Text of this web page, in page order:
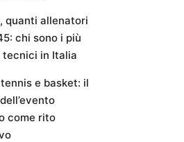
quanti allenatori
chi sono i più
tecnici in Italia
e basket: il
come rito